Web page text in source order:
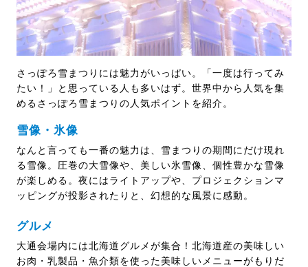
さっぽろ雪まつりには魅力がいっぱい。「一度は行ってみ
たい！」と思っている人も多いはず。世界中から人気を集
めるさっぽろ雪まつりの人気ポイントを紹介。
雪像・氷像
なんと言っても一番の魅力は、雪まつりの期間にだけ現れ
る雪像。圧巻の大雪像や、美しい氷雪像、個性豊かな雪像
が楽しめる。夜にはライトアップや、プロジェクションマ
ッピングが投影されたりと、幻想的な風景に感動。
グルメ
大通会場内には北海道グルメが集合！北海道産の美味しい
お肉・乳製品・魚介類を使った美味しいメニューがもりだ